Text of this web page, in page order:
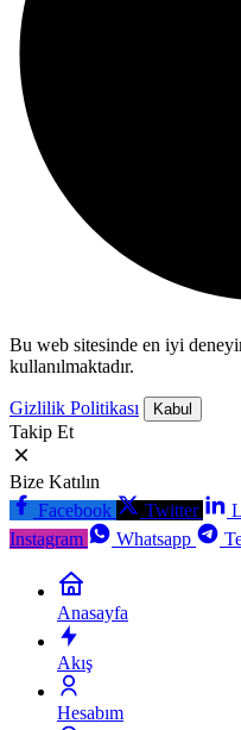
Bu web sitesinde en iyi
kullanılmaktadır.
Gizlilik Politikası Kabul
Takip Et
Bize Katılın
Facebook
Twitter
Instagram
Whatsapp
Anasayfa
Akış
Hesabım